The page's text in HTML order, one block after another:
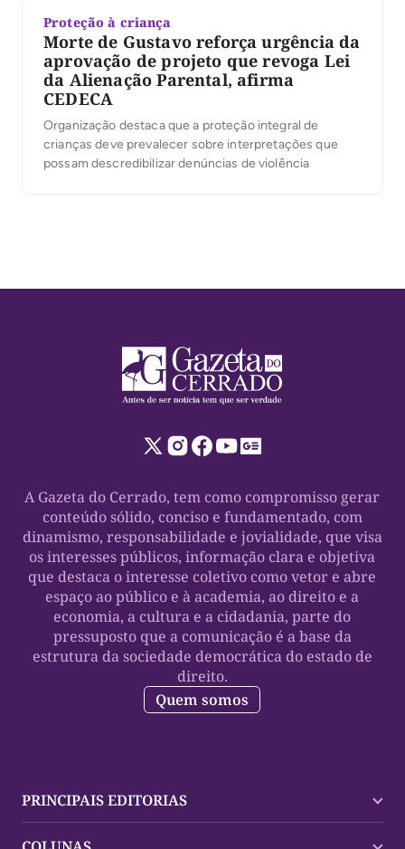
Proteção à criança
Morte de Gustavo reforça urgência da
aprovação de projeto que revoga Lei
da Alienação Parental, afirma
CEDECA
Organização destaca que a proteção integral de
crianças deve prevalecer sobre interpretações que
possam descredibilizar denúncias de violência
A Gazeta do Cerrado, tem como compromisso gerar
conteúdo sólido, conciso e fundamentado, com
dinamismo, responsabilidade e jovialidade, que visa
os interesses públicos, informação clara e objetiva
que destaca o interesse coletivo como vetor e abre
espaço ao público e à academia, ao direito e a
economia, a cultura e a cidadania, parte do
pressuposto que a comunicação é a base da
estrutura da sociedade democrática do estado de
direito.
Quem somos
PRINCIPAIS EDITORIAS